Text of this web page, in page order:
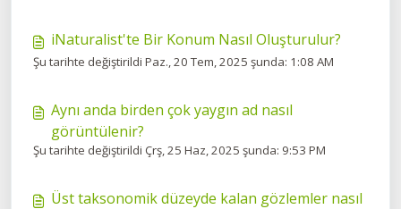
iNaturalist'te Bir Konum Nasıl Oluşturulur?
Şu tarihte değiştirildi Paz., 20 Tem, 2025 şunda: 1:08 AM
Aynı anda birden çok yaygın ad nasıl
görüntülenir?
Şu tarihte değiştirildi Çrş, 25 Haz, 2025 şunda: 9:53 PM
Üst taksonomik düzeyde kalan gözlemler nasıl